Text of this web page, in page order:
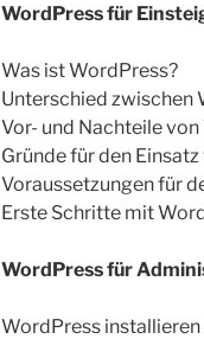
WordPress für
Was ist WordPress?
Unterschied zwischen
Vor- und Nachteile
Gründe für den
Voraussetzungen für
Erste Schritte mit
WordPress für
WordPress